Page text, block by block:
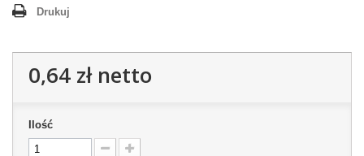
Drukuj
0,64 złnetto
Ilość